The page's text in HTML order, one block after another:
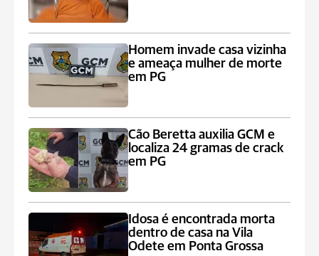
Homem invade casa vizinha
e ameaça mulher de morte
em PG
Cão Beretta auxilia GCM e
localiza 24 gramas de crack
em PG
Idosa é encontrada morta
dentro de casa na Vila
Odete em Ponta Grossa